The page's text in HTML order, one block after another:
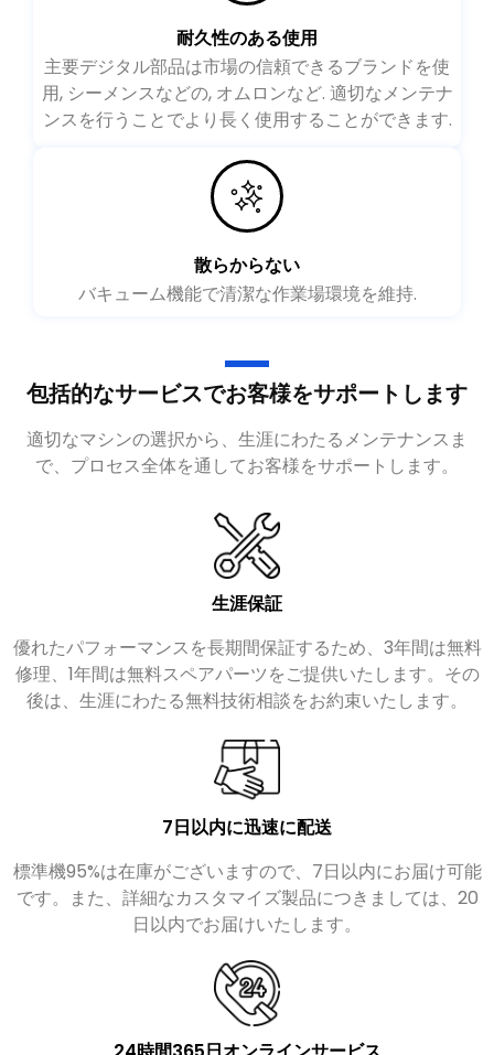
耐久性のある使用
主要デジタル部品は市場の信頼できるブランドを使
用, シーメンスなどの, オムロンなど. 適切なメンテナ
ンスを行うことでより長く使用することができます.
散らからない
包括的なサービスでお客様をサポートします
適切なマシンの選択から、生涯にわたるメンテナンスま
で、プロセス全体を通してお客様をサポートします。
生涯保証
優れたパフォーマンスを長期間保証するため、3年間は無料
修理、1年間は無料スペアパーツをご提供いたします。その
後は、生涯にわたる無料技術相談をお約束いたします。
7日以内に迅速に配送
標準機95%は在庫がございますので、7日以内にお届け可能
です。また、詳細なカスタマイズ製品につきましては、20
日以内でお届けいたします。